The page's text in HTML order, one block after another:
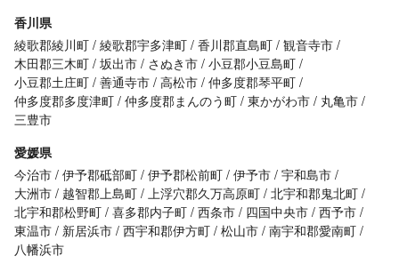
香川県
綾歌郡綾川町 綾歌郡宇多津町 香川郡直島町 観音寺市
木田郡三木町 坂出市 さぬき市 小豆郡小豆島町
小豆郡土庄町 善通寺市 高松市 仲多度郡琴平町
仲多度郡多度津町 仲多度郡まんのう町 東かがわ市
丸亀市
三豊市
愛媛県
今治市 伊予郡砥部町 伊予郡松前町 伊予市 宇和島市
大洲市
越智郡上島町 上浮穴郡久万高原町 北宇和郡鬼北町
北宇和郡松野町 喜多郡内子町 西条市 四国中央市 西予市
東温市
新居浜市 西宇和郡伊方町 松山市 南宇和郡愛南町
八幡浜市